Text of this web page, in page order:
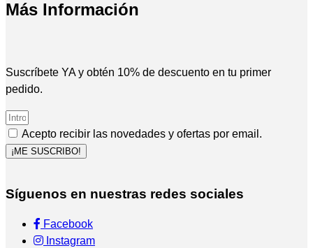
Más Información
Suscríbete YA y obtén 10% de descuento en tu primer
pedido.
Acepto recibir las novedades y ofertas por email.
¡ME SUSCRIBO!
Síguenos en nuestras redes sociales
Facebook
Instagram